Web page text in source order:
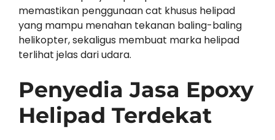
memastikan penggunaan cat khusus helipad
yang mampu menahan tekanan baling-baling
helikopter, sekaligus membuat marka helipad
terlihat jelas dari udara.
Penyedia Jasa Epoxy
Helipad Terdekat